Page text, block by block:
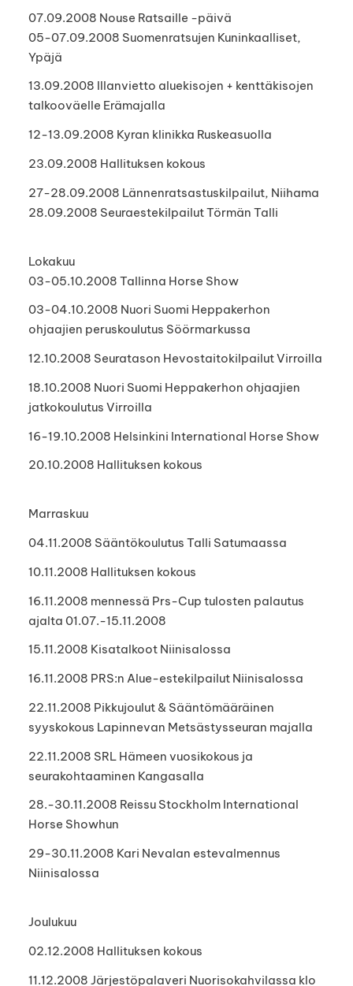
07.09.2008 Nouse Ratsaille -päivä
05-07.09.2008 Suomenratsujen Kuninkaalliset,
Ypäjä
13.09.2008 Illanvietto aluekisojen + kenttäkisojen
talkooväelle Erämajalla
12-13.09.2008 Kyran klinikka Ruskeasuolla
23.09.2008 Hallituksen kokous
27-28.09.2008 Lännenratsastuskilpailut, Niihama
28.09.2008 Seuraestekilpailut Törmän Talli
Lokakuu
03-05.10.2008 Tallinna Horse Show
03-04.10.2008 Nuori Suomi Heppakerhon
ohjaajien peruskoulutus Söörmarkussa
12.10.2008 Seuratason Hevostaitokilpailut Virroilla
18.10.2008 Nuori Suomi Heppakerhon ohjaajien
jatkokoulutus Virroilla
16-19.10.2008 Helsinkini International Horse Show
20.10.2008 Hallituksen kokous
Marraskuu
04.11.2008 Sääntökoulutus Talli Satumaassa
10.11.2008 Hallituksen kokous
16.11.2008 mennessä Prs-Cup tulosten palautus
ajalta 01.07.-15.11.2008
15.11.2008 Kisatalkoot Niinisalossa
16.11.2008 PRS:n Alue-estekilpailut Niinisalossa
22.11.2008 Pikkujoulut & Sääntömääräinen
syyskokous Lapinnevan Metsästysseuran majalla
22.11.2008 SRL Hämeen vuosikokous ja
seurakohtaaminen Kangasalla
28.-30.11.2008 Reissu Stockholm International
Horse Showhun
29-30.11.2008 Kari Nevalan estevalmennus
Niinisalossa
Joulukuu
02.12.2008 Hallituksen kokous
11.12.2008 Järjestöpalaveri Nuorisokahvilassa klo